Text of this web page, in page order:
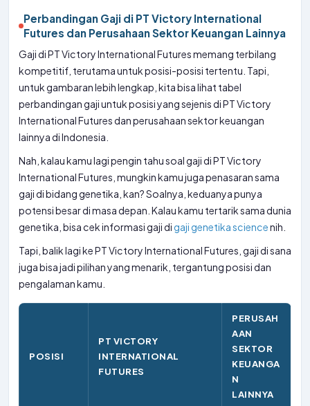
Perbandingan Gaji di PT Victory International
Futures dan Perusahaan Sektor Keuangan Lainnya
Gaji di PT Victory International Futures memang terbilang
kompetitif, terutama untuk posisi-posisi tertentu. Tapi,
untuk gambaran lebih lengkap, kita bisa lihat tabel
perbandingan gaji untuk posisi yang sejenis di PT Victory
International Futures dan perusahaan sektor keuangan
lainnya di Indonesia.
Nah, kalau kamu lagi pengin tahu soal gaji di PT Victory
International Futures, mungkin kamu juga penasaran sama
gaji di bidang genetika, kan? Soalnya, keduanya punya
potensi besar di masa depan. Kalau kamu tertarik sama dunia
genetika, bisa cek informasi gaji di gaji genetika sciencenih.
Tapi, balik lagi ke PT Victory International Futures, gaji di sana
juga bisa jadi pilihan yang menarik, tergantung posisi dan
pengalaman kamu.
POSISI
PT VICTORY
INTERNATIONAL
FUTURES
PERUSAH
AAN
SEKTOR
KEUANGA
N
LAINNYA